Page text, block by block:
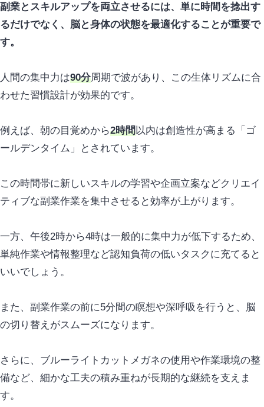
副業とスキルアップを両立させるには、単に時間を捻出す
るだけでなく、脳と身体の状態を最適化することが重要で
す。
人間の集中力は90分周期で波があり、この生体リズムに合
わせた習慣設計が効果的です。
例えば、朝の目覚めから2時間以内は創造性が高まる「ゴ
ールデンタイム」
とされています。
この時間帯に新しいスキルの学習や企画立案などクリエイ
ティブな副業作業を集中させると効率が上がります。
一方、午後2時から4時は一般的に集中力が低下するため、
単純作業や情報整理など認知負荷の低いタスクに充てると
いいでしょう。
また、副業作業の前に5分間の瞑想や深呼吸を行うと、脳
の切り替えがスムーズになります。
さらに、ブルーライトカットメガネの使用や作業環境の整
備など、細かな工夫の積み重ねが長期的な継続を支えま
す。